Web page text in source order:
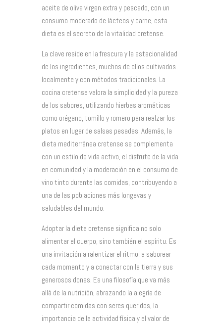
aceite de oliva virgen extra y pescado, con un
consumo moderado de lácteos y carne, esta
dieta es el secreto de la vitalidad cretense.
La clave reside en la frescura y la estacionalidad
de los ingredientes, muchos de ellos cultivados
localmente y con métodos tradicionales. La
cocina cretense valora la simplicidad y la pureza
de los sabores, utilizando hierbas aromáticas
como orégano, tomillo y romero para realzar los
platos en lugar de salsas pesadas. Además, la
dieta mediterránea cretense se complementa
con un estilo de vida activo, el disfrute de la vida
en comunidad y la moderación en el consumo de
vino tinto durante las comidas, contribuyendo a
una de las poblaciones más longevas y
saludables del mundo.
Adoptar la dieta cretense significa no solo
alimentar el cuerpo, sino también el espíritu. Es
una invitación a ralentizar el ritmo, a saborear
cada momento y a conectar con la tierra y sus
generosos dones. Es una filosofía que va más
allá de la nutrición, abrazando la alegría de
compartir comidas con seres queridos, la
importancia de la actividad física y el valor de